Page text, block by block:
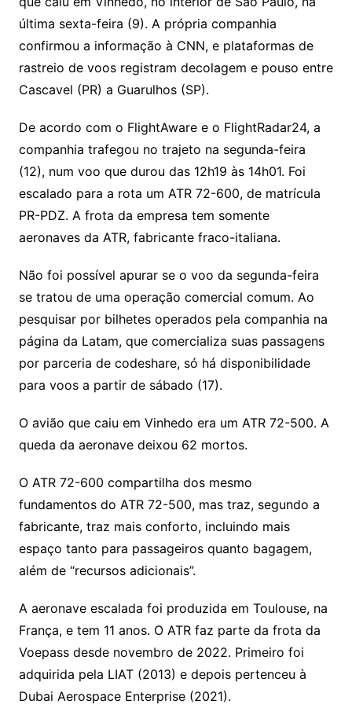
Li
n
k
A
p
p
a
m
dI
n
e
Cl
a
s
o
o
m
g
s
a
g
e
o
k.
c
o
p
e
o
o
M
ai
a
d
s
l
e
última sexta-feira (9). A própria companhia
confirmou a informação à CNN, e plataformas de
rastreio de voos registram decolagem e pouso entre
Cascavel (PR) a Guarulhos (SP).
De acordo com o FlightAware e o FlightRadar24, a
companhia trafegou no trajeto na segunda-feira
(12), num voo que durou das 12h19 às 14h01. Foi
escalado para a rota um ATR 72-600, de matrícula
PR-PDZ. A frota da empresa tem somente
aeronaves da ATR, fabricante fraco-italiana.
Não foi possível apurar se o voo da segunda-feira
se tratou de uma operação comercial comum. Ao
pesquisar por bilhetes operados pela companhia na
página da Latam, que comercializa suas passagens
por parceria de codeshare, só há disponibilidade
para voos a partir de sábado (17).
O avião que caiu em Vinhedo era um ATR 72-500. A
queda da aeronave deixou 62 mortos.
O ATR 72-600 compartilha dos mesmo
fundamentos do ATR 72-500, mas traz, segundo a
fabricante, traz mais conforto, incluindo mais
espaço tanto para passageiros quanto bagagem,
além de “recursos adicionais”.
A aeronave escalada foi produzida em Toulouse, na
França, e tem 11 anos. O ATR faz parte da frota da
Voepass desde novembro de 2022. Primeiro foi
adquirida pela LIAT (2013) e depois pertenceu à
Dubai Aerospace Enterprise (2021).